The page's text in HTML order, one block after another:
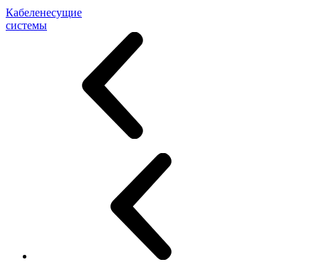
Кабеленесущие
системы